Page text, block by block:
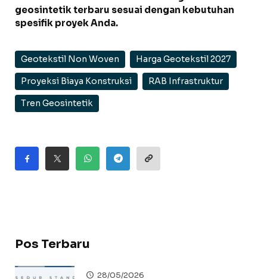
geosintetik terbaru sesuai dengan kebutuhan
spesifik proyek Anda.
Geotekstil Non Woven Harga Geotekstil 2027
Proyeksi Biaya Konstruksi RAB Infrastruktur
Tren Geosintetik
Pos Terbaru
28/05/2026